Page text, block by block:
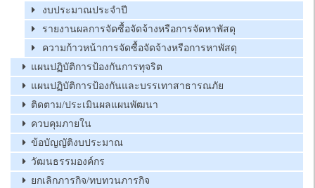
งบประมาณประจำปี
รายงานผลการจัดซื้อจัดจ้างหรือการจัดหาพัสดุ
ความก้าวหน้าการจัดซื้อจัดจ้างหรือการหาพัสดุ
แผนปฏิบัติการป้องกันการทุจริต
แผนปฏิบัติการป้องกันและบรรเทาสาธารณภัย
ติดตาม/ประเมินผลแผนพัฒนา
ควบคุมภายใน
ข้อบัญญัติงบประมาณ
วัฒนธรรมองค์กร
ยกเลิกภารกิจ/ทบทวนภารกิจ